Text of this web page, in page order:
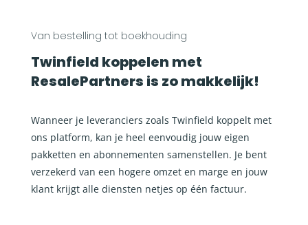
Van bestelling tot boekhouding
Twinfield koppelen met
ResalePartners is zo makkelijk!
Wanneer je leveranciers zoals Twinfield koppelt met
ons platform, kan je heel eenvoudig jouw eigen
pakketten en abonnementen samenstellen. Je bent
verzekerd van een hogere omzet en marge en jouw
klant krijgt alle diensten netjes op één factuur.